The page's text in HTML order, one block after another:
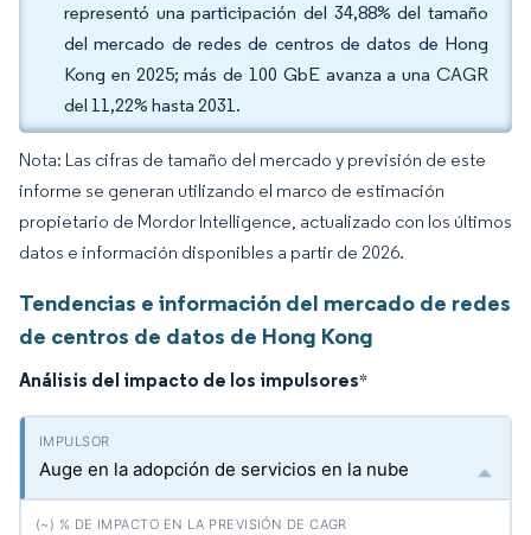
representó una participación del 34,88% del tamaño
del mercado de redes de centros de datos de Hong
Kong en 2025; más de 100 GbE avanza a una CAGR
del 11,22% hasta 2031.
Nota: Las cifras de tamaño del mercado y previsión de este
informe se generan utilizando el marco de estimación
propietario de Mordor Intelligence, actualizado con los últimos
datos e información disponibles a partir de 2026.
Tendencias e información del mercado de redes
de centros de datos de Hong Kong
Análisis del impacto de los impulsores*
Auge en la adopción de servicios en la nube